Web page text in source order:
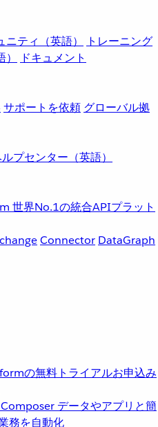
ニティ（英語）
トレーニング
ドキュメント
サポートを依頼 グローバル拠
プセンター（英語）
世界No.1の統合APIプラット
Connector DataGraph
の無料トライアルお申込み
データやアプリと簡
務を自動化